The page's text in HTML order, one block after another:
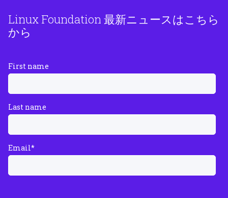
Linux Foundation 最新ニュースはこちら
から
First name
Last name
Email*